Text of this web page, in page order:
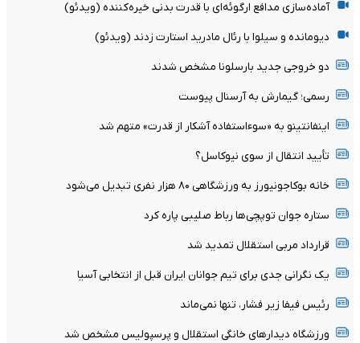
آماده‌سازی مدافع ارگوئه‌ای با قدرت بدنی خیره‌کننده (ویدئو)
دیومانده و سیلوا با رئال مادرید استارت زدند (ویدئو)
دو خروجی جدید بارسلونا مشخص شدند
رسمی؛ گیمارش به آرسنال پیوست
اینفانتینو به «سوءاستفاده آشکار از قدرت» متهم شد
تأیید انتقال از سوی نیوکاسل؟
خانه بوکاجونیورز به ورزشگاهی ۸۰ هزار نفری تبدیل می‌شود
ستاره جوان توپچی‌ها رباط صلیبی پاره کرد
قرارداد مربی استقلال تمدید شد
یک نگرانی جدی برای تیم جوانان ایران قبل از انتخابی آسیا
رئیس فیفا زیر فشار، تنها نمی‌ماند
ورزشگاه دیدارهای خانگی استقلال و پرسپولیس مشخص شد